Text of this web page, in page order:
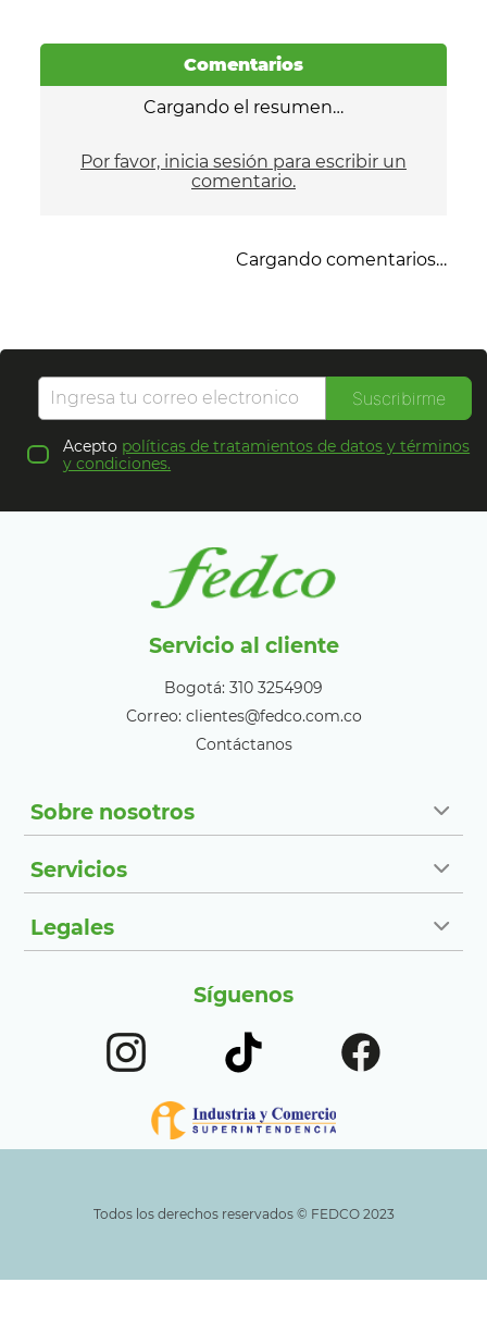
Comentarios
Cargando el resumen…
Por favor, inicia sesión para escribir un
comentario.
Cargando comentarios…
Suscribirme
Acepto políticas de tratamientos de datos y términos
y condiciones.
Servicio al cliente
Bogotá: 310 3254909
Correo: clientes@fedco.com.co
Contáctanos
Sobre nosotros
Servicios
Legales
Síguenos
Todos los derechos reservados ©️ FEDCO 2023